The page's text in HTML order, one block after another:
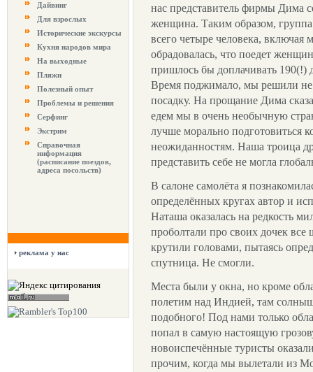
Дайвинг
Для взрослых
Исторические экскурсы
Кухня народов мира
На выходные
Пляжи
Полезный опыт
Проблемы и решения
Серфинг
Экстрим
Справочная
информация
(расписание поездов,
адреса посольств)
реклама у нас
нас представитель фирмы Дима
женщина. Таким образом, группа
всего четыре человека, включая
обрадовалась, что поедет
пришлось бы доплачивать 190(!)
Время поджимало, мы решили не
посадку. На прощание Дима
едем мы в очень необычную
лучше морально подготовиться
неожиданностям. Наша троица
представить себе не могла
В салоне самолёта я
определённых кругах автор и
Наташа оказалась на редкость
проболтали про своих дочек
крутили головами, пытаясь
спутница. Не смогли.
Места были у окна, но кроме
полетим над Индией, там
подобного! Под нами только
попал в самую настоящую
новоиспечённые туристы
прочим, когда мы вылетали из